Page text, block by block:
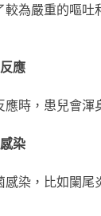
較為嚴重的嘔
應
時，患兒會
染
染，比如闌